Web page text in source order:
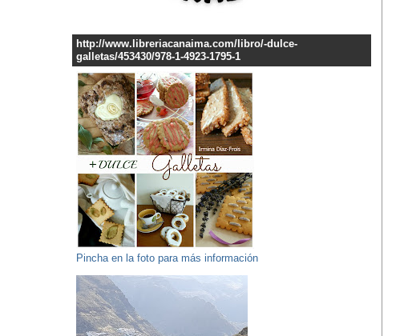
http://www.libreriacanaima.com/libro/-dulce-
galletas/453430/978-1-4923-1795-1
Pincha en la foto para más información